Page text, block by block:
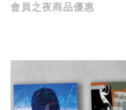
會員之夜商品優惠